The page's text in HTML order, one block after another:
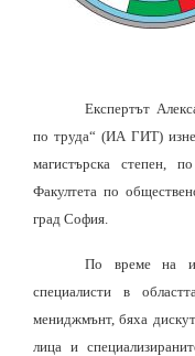
Експертът
по труда“ (ИА ГИТ)
магистърска степен,
Факултета по
град София.
По време на
специалисти в
мениджмънт, бяха
лица и